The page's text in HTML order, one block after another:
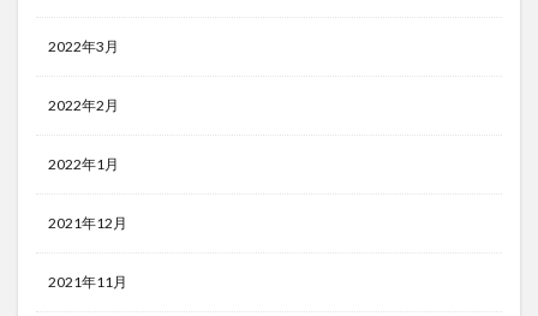
2022年3月
2022年2月
2022年1月
2021年12月
2021年11月